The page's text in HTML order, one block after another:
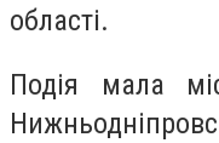
області.
Подія мала